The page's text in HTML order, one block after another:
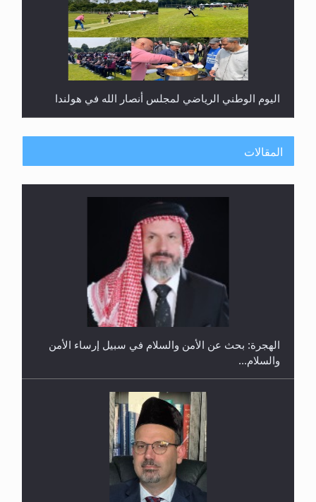
إتمام حفظ القرآن الكريم لثلاثة طلاب من مدرسة الحفظ
في غانا
حفل توزيع الشهادات في الجامعة الأحمدية بنيجيريا لعام
معرض القرآن الكريم لمدة ثلاثين يوما في مكتبة مدينة
ريهيماكي في فنلند
المقالات
رأيٌ في لغة المسيح الموعود عليه السلام ..«3» نظرة
في شعر المسيح الموعود عليه السلام.....